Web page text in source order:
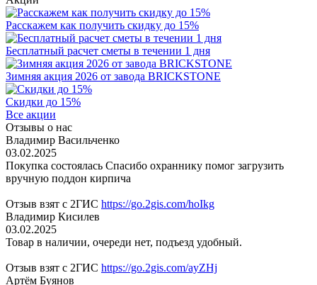
Расскажем как получить скидку до 15%
Бесплатный расчет сметы в течении 1 дня
Зимняя акция 2026 от завода BRICKSTONE
Скидки до 15%
Все акции
Отзывы о нас
Владимир Васильченко
03.02.2025
Покупка состоялась Спасибо охраннику помог загрузить
вручную поддон кирпича
Отзыв взят с 2ГИС https://go.2gis.com/hoIkg
Владимир Кисилев
03.02.2025
Товар в наличии, очереди нет, подъезд удобный.
Отзыв взят с 2ГИС https://go.2gis.com/ayZHj
Артём Буянов